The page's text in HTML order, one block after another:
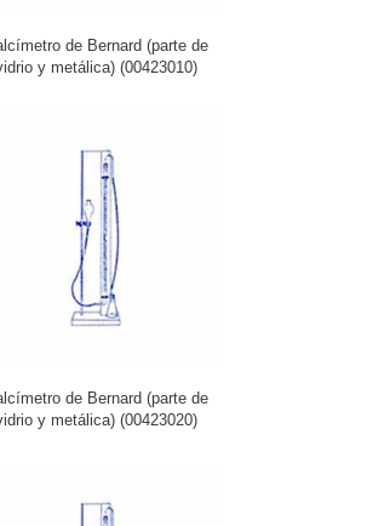
de Bernard (parte de
y metálica) (00423010)
de Bernard (parte de
y metálica) (00423020)